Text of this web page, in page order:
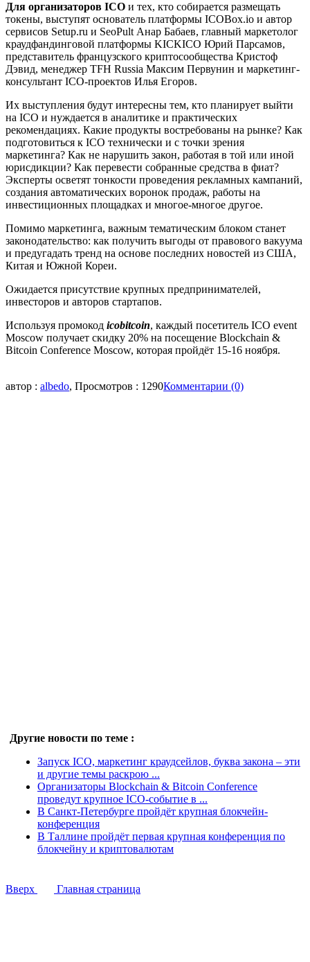
Для организаторов ICO и тех, кто собирается размещать
токены, выступят основатель платформы ICOBox.io и автор
сервисов Setup.ru и SeoPult Анар Бабаев, главный маркетолог
краудфандинговой платформы KICKICO Юрий Парсамов,
представитель французского криптосообщества Кристоф
Дэвид, менеджер TFH Russia Максим Первунин и маркетинг-
консультант ICO-проектов Илья Егоров.
Их выступления будут интересны тем, кто планирует выйти
на ICO и нуждается в аналитике и практических
рекомендациях. Какие продукты востребованы на рынке? Как
подготовиться к ICO технически и с точки зрения
маркетинга? Как не нарушить закон, работая в той или иной
юрисдикции? Как перевести собранные средства в фиат?
Эксперты осветят тонкости проведения рекламных кампаний,
создания автоматических воронок продаж, работы на
инвестиционных площадках и многое-многое другое.
Помимо маркетинга, важным тематическим блоком станет
законодательство: как получить выгоды от правового вакуума
и предугадать тренд на основе последних новостей из США,
Китая и Южной Кореи.
Ожидается присутствие крупных предпринимателей,
инвесторов и авторов стартапов.
Используя промокод icobitcoin, каждый посетитель ICO event
Moscow получает скидку 20% на посещение Blockchain &
Bitcoin Conference Moscow, которая пройдёт 15-16 ноября.
автор : albedo, Просмотров : 1290Комментарии (0)
Другие новости по теме :
Запуск ICO, маркетинг краудсейлов, буква закона – эти
и другие темы раскрою ...
Организаторы Blockchain & Bitcoin Conference
проведут крупное ICO-событие в ...
В Санкт-Петербурге пройдёт крупная блокчейн-
конференция
В Таллине пройдёт первая крупная конференция по
блокчейну и криптовалютам
Вверх Главная страница